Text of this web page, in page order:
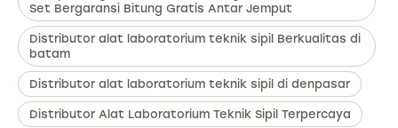
Set Bergaransi Bitung Gratis Antar Jemput
Distributor alat laboratorium teknik sipil Berkualitas di
batam
Distributor alat laboratorium teknik sipil di denpasar
Distributor Alat Laboratorium Teknik Sipil Terpercaya